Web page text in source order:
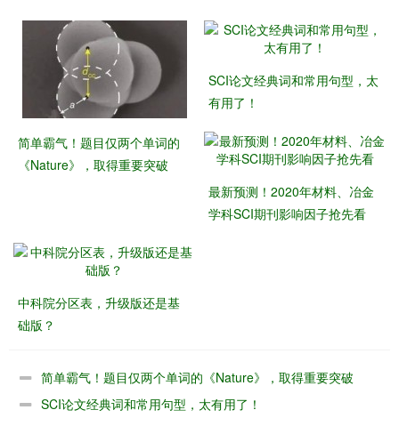
简单霸气！题目仅两个单词的
《Nature》，取得重要突破
SCI论文经典词和常用句型，太
有用了！
最新预测！2020年材料、冶金
学科SCI期刊影响因子抢先看
中科院分区表，升级版还是基
础版？
简单霸气！题目仅两个单词的《Nature》，取得重要突破
SCI论文经典词和常用句型，太有用了！